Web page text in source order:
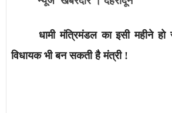
धामी मंत्रिमंडल का इसी महीने हो
विधायक भी बन सकती है मंत्री !